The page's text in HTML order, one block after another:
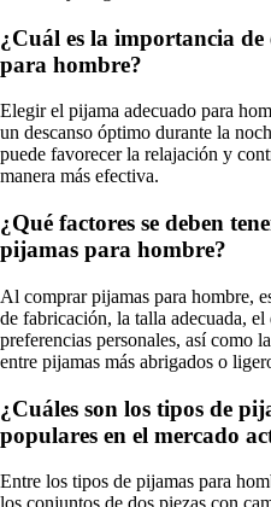
¿Cuál es la importancia
para hombre?
Elegir el pijama adecuado para
un descanso óptimo durante la
puede favorecer la relajación y
manera más efectiva.
¿Qué factores se deben
pijamas para hombre?
Al comprar pijamas para hombre,
de fabricación, la talla adecuada,
preferencias personales, así como
entre pijamas más abrigados o
¿Cuáles son los tipos de
populares en el mercado
Entre los tipos de pijamas para